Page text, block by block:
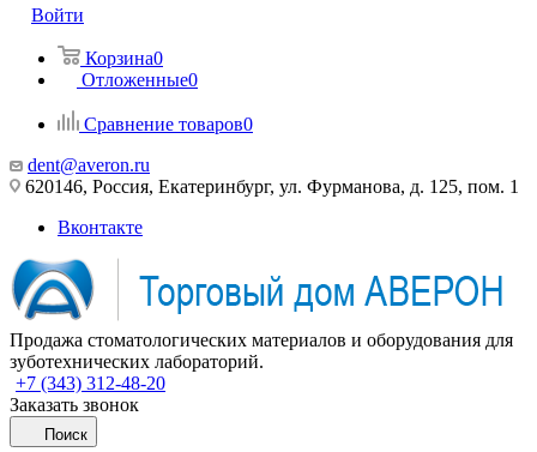
Войти
Корзина0
Отложенные0
Сравнение товаров0
dent@averon.ru
620146, Россия, Екатеринбург, ул. Фурманова, д. 125, пом. 1
Вконтакте
Продажа стоматологических материалов и оборудования для
зуботехнических лабораторий.
+7 (343) 312-48-20
Заказать звонок
Поиск